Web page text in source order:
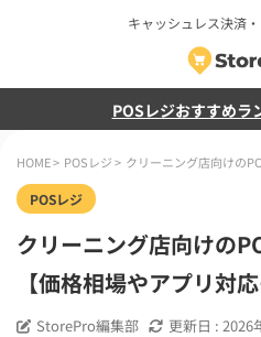
キャッシュレス決済
POSレジおすすめラ
HOME> POSレジ> クリーニング店向けの
POSレジ
クリーニング店向けの
【価格相場やアプリ対応
StorePro編集部 更新日 : 2026